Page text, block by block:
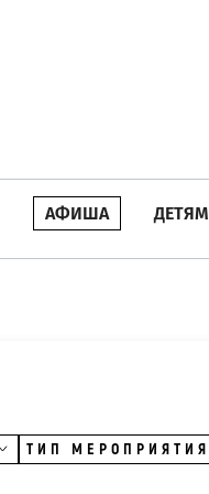
АФИША ДЕТЯМ
ТИП МЕРОПРИЯТИЯ